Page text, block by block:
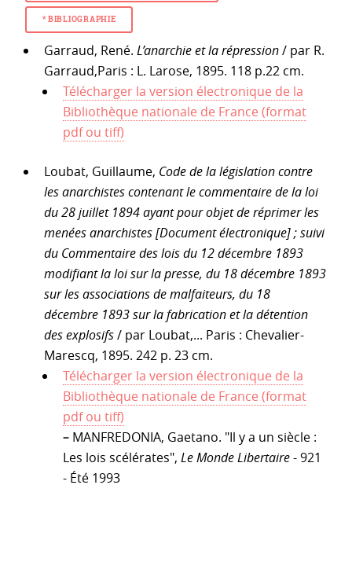
* BIBLIOGRAPHIE
Garraud, René. L’anarchie et la répression/ par R.
Garraud,Paris : L. Larose, 1895. 118 p.22 cm.
Télécharger la version électronique de la
Bibliothèque nationale de France (format
pdf ou tiff)
Loubat, Guillaume, Code de la législation contre
les anarchistes contenant le commentaire de la loi
du 28 juillet 1894 ayant pour objet de réprimer les
menées anarchistes [Document électronique] ; suivi
du Commentaire des lois du 12 décembre 1893
modifiant la loi sur la presse, du 18 décembre 1893
sur les associations de malfaiteurs, du 18
décembre 1893 sur la fabrication et la détention
des explosifs/ par Loubat,... Paris : Chevalier-
Marescq, 1895. 242 p. 23 cm.
Télécharger la version électronique de la
Bibliothèque nationale de France (format
pdf ou tiff)
– MANFREDONIA, Gaetano. "Il y a un siècle :
Les lois scélérates", Le Monde Libertaire- 921
- Été 1993